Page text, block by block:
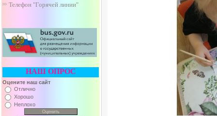
Телефон "Горячей линии"
НАШ ОПРОС
Оцените наш сайт
Отлично
Хорошо
Неплохо